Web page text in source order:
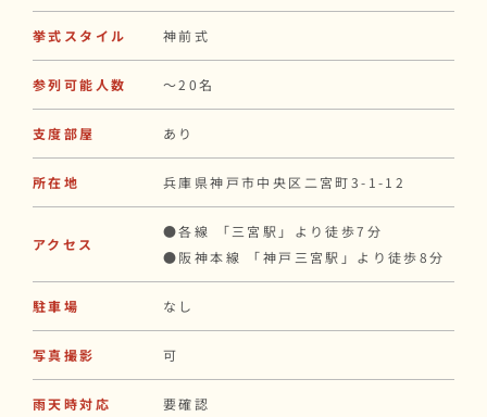
挙式スタイル 神前式
参列可能人数 〜20名
支度部屋 あり
所在地 兵庫県神戸市中央区二宮町3-1-12
アクセス
●各線 「三宮駅」より徒歩7分
●阪神本線 「神戸三宮駅」より徒歩8分
駐車場 なし
写真撮影 可
雨天時対応 要確認